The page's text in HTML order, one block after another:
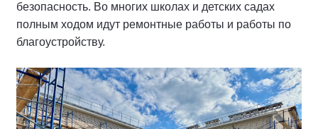
безопасность. Во многих школах и детских садах
полным ходом идут ремонтные работы и работы по
благоустройству.